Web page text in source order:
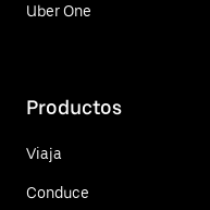
Uber One
Productos
Viaja
Conduce